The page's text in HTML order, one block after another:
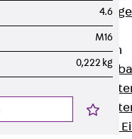
Einbaueinheiten
Zurück
Nivellierbare
4.6
M16
0,222 kg